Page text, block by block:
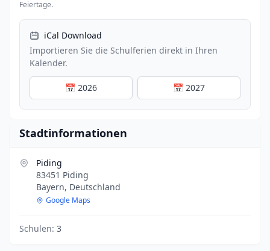
Feiertage.
iCal Download
Importieren Sie die Schulferien direkt in Ihren
Kalender.
📅 2026 📅 2027
Stadtinformationen
Piding
83451 Piding
Bayern, Deutschland
Google Maps
Schulen: 3